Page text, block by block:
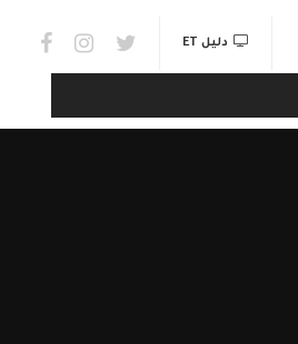
links & Watch
دليل ET